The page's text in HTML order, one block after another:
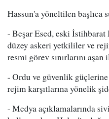
Hassun'a yöneltilen başlıca
- Beşar Esed, eski
düzey askeri yetkililer ve
resmi görev sınırlarını
- Ordu ve güvenlik
rejim karşıtlarına yönelik
- Medya açıklamalarında